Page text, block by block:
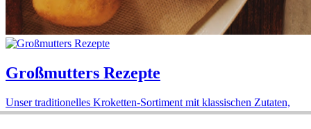
Großmutters Rezepte
Unser traditionelles Kroketten-Sortiment mit klassischen Zutaten,
die langsam gegart werden.